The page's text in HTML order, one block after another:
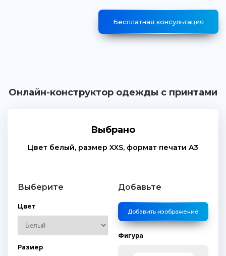
Бесплатная консультация
Онлайн-конструктор одежды с принтами
Выбрано
Цвет белый, размер XXS, формат печати A3
Выберите
Цвет
Размер
Добавьте
Добавить изображение
Фигура